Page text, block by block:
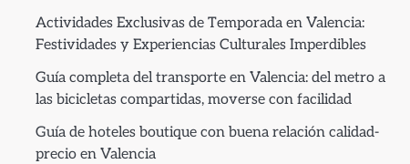
Actividades Exclusivas de Temporada en Valencia:
Festividades y Experiencias Culturales Imperdibles
Guía completa del transporte en Valencia: del metro a
las bicicletas compartidas, moverse con facilidad
Guía de hoteles boutique con buena relación calidad-
precio en Valencia